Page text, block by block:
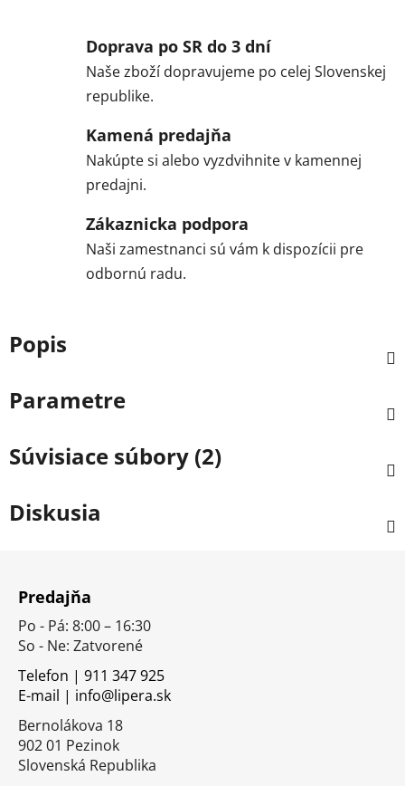
Doprava po SR do 3 dní
Naše zboží dopravujeme po celej Slovenskej
republike.
Kamená predajňa
Nakúpte si alebo vyzdvihnite v kamennej
predajni.
Zákaznicka podpora
Naši zamestnanci sú vám k dispozícii pre
odbornú radu.
Popis
Parametre
Súvisiace súbory (2)
Diskusia
Predajňa
Po - Pá: 8:00 – 16:30
So - Ne: Zatvorené
Telefon | 911 347 925
E-mail | info@lipera.sk
Bernolákova 18
902 01 Pezinok
Slovenská Republika